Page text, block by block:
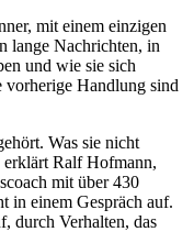
mit einem einzigen
lange Nachrichten, in
und wie sie sich
vorherige Handlung sind
Was sie nicht
erklärt Ralf Hofmann,
mit über 430
in einem Gespräch auf.
durch Verhalten, das